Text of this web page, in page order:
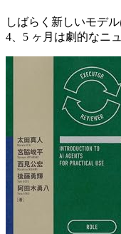
しばらく新しいモデ
4、5 ヶ月は劇的なニ